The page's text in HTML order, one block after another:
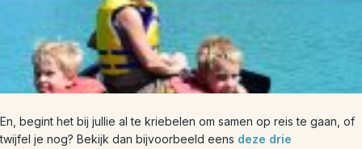
En, begint het bij jullie al te kriebelen om samen op reis te gaan, of
twijfel je nog? Bekijk dan bijvoorbeeld eens deze drie